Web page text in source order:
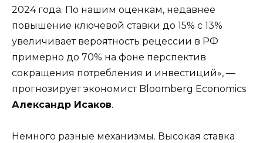
2024 года. По нашим оценкам, недавнее
повышение ключевой ставки до 15% с 13%
увеличивает вероятность рецессии в РФ
примерно до 70% на фоне перспектив
сокращения потребления и инвестиций», —
прогнозирует экономист Bloomberg Economics
Александр Исаков.
Немного разные механизмы. Высокая ставка